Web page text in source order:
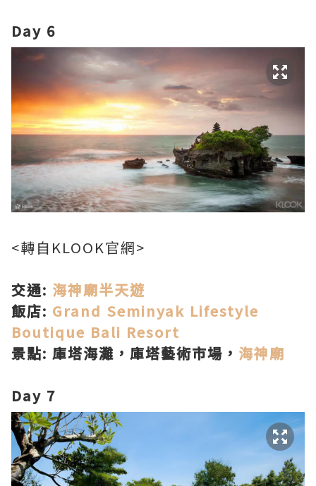
Day 6
<轉自KLOOK官網>
交通: 海神廟半天遊
飯店: Grand Seminyak Lifestyle
Boutique Bali Resort
景點: 庫塔海灘，庫塔藝術市場， 海神廟
Day 7